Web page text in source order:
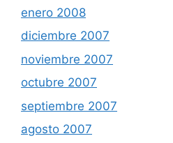
enero 2008
diciembre 2007
noviembre 2007
octubre 2007
septiembre 2007
agosto 2007